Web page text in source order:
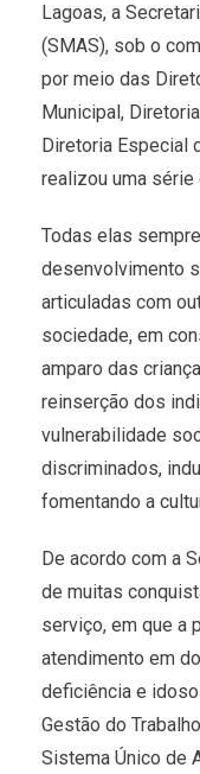
Lagoas, a
(SMAS), sob o
por meio das
Municipal,
Diretoria Especial
realizou uma série
Todas elas
desenvolvimento
articuladas com
sociedade, em
amparo das
reinserção dos
vulnerabilidade
discriminados,
fomentando a
De acordo com a
de muitas
serviço, em que a
atendimento em
deficiência e
Gestão do
Sistema Único de